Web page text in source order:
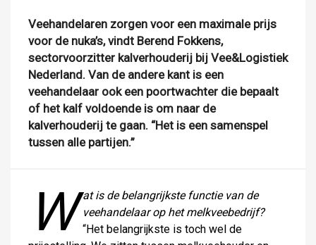
Veehandelaren zorgen voor een maximale prijs
voor de nuka’s, vindt Berend Fokkens,
sectorvoorzitter kalverhouderij bij Vee&Logistiek
Nederland. Van de andere kant is een
veehandelaar ook een poortwachter die bepaalt
of het kalf voldoende is om naar de
kalverhouderij te gaan. “Het is een samenspel
tussen alle partijen.”
W at is de belangrijkste functie van de
veehandelaar op het melkveebedrijf?
“Het belangrijkste is toch wel de